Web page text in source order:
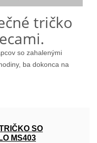
tričko
so zahalenými
ba dokonca na
SO
MS403